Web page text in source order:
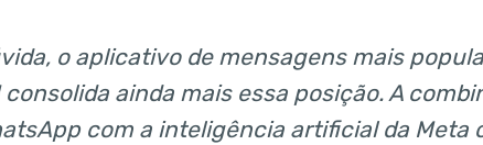
o aplicativo de mensagens mais
ainda mais essa posição. A
com a inteligência artificial da Meta